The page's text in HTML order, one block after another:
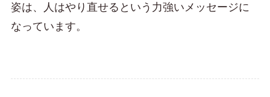
姿は、人はやり直せるという力強いメッセージに
なっています。